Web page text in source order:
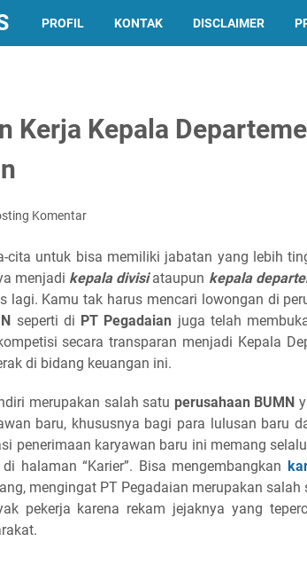
PROFIL KONTAK DISCLAIMER
Kerja Kepala
Komentar
cita untuk bisa memiliki jabatan yang lebih
menjadi kepala divisiataupun kepala
lagi. Kamu tak harus mencari lowongan di
seperti di PT Pegadaian juga telah
secara transparan menjadi Kepala
di bidang keuangan ini.
merupakan salah satu perusahaan BUMN
baru, khususnya bagi para lulusan baru
penerimaan karyawan baru ini memang
halaman “Karier”. Bisa mengembangkan
mengingat PT Pegadaian merupakan salah
pekerja karena rekam jejaknya yang